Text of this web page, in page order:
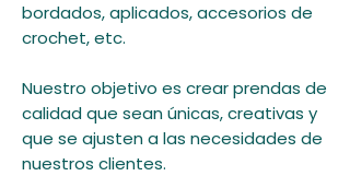
bordados, aplicados, accesorios de
crochet, etc.
Nuestro objetivo es crear prendas de
calidad que sean únicas, creativas y
que se ajusten a las necesidades de
nuestros clientes.